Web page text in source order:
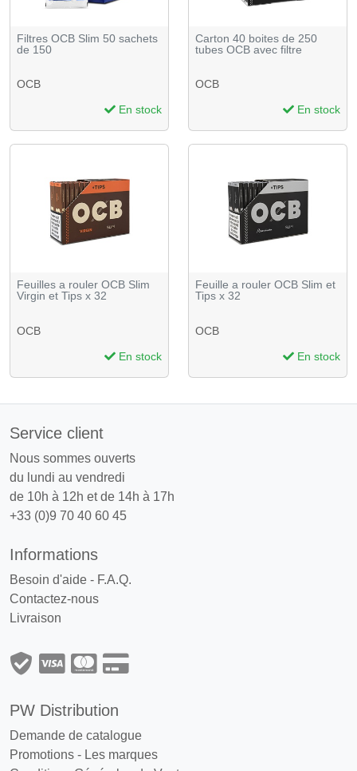
Filtres OCB Slim 50 sachets
de 150
OCB
En stock
Carton 40 boites de 250
tubes OCB avec filtre
OCB
En stock
Feuilles a rouler OCB Slim
Virgin et Tips x 32
OCB
En stock
Feuille a rouler OCB Slim et
Tips x 32
OCB
En stock
Service client
Nous sommes ouverts
du lundi au vendredi
de 10h à 12h et de 14h à 17h
+33 (0)9 70 40 60 45
Informations
Besoin d'aide - F.A.Q.
Contactez-nous
Livraison
PW Distribution
Demande de catalogue
Promotions - Les marques